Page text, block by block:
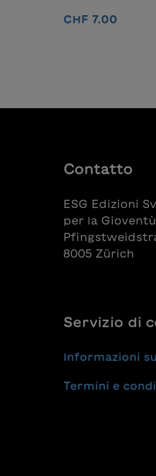
CHF 7.00
Contatto
ESG Edizioni
per la Gioventù
8005 Zürich
Servizio di
Informazioni
Termini e